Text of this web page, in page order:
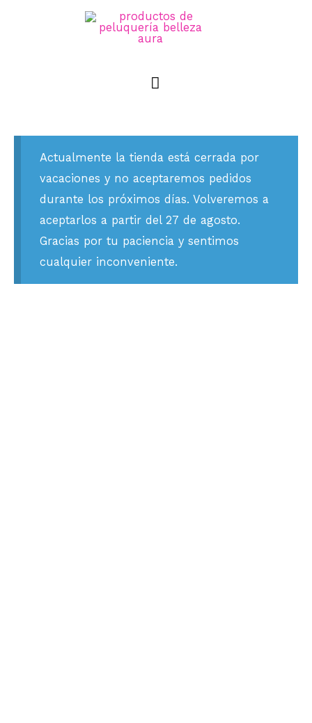
Actualmente la tienda está cerrada por
vacaciones y no aceptaremos pedidos
durante los próximos días. Volveremos a
aceptarlos a partir del 27 de agosto.
Gracias por tu paciencia y sentimos
cualquier inconveniente.